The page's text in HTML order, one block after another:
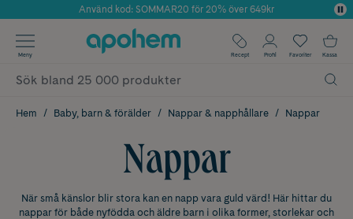
Årets Butik 2025 inom Skönhet
Använd kod: SOMMAR20 för 20% över 649kr
✓ Fri frakt
✓ Poäng på alla köp*
Meny Recept Profil Favoriter Kassa
Hem Baby, barn & förälder Nappar & napphållare Nappar
Nappar
När små känslor blir stora kan en napp vara guld värd! Här hittar du
nappar för både nyfödda och äldre barn i olika former, storlekar och